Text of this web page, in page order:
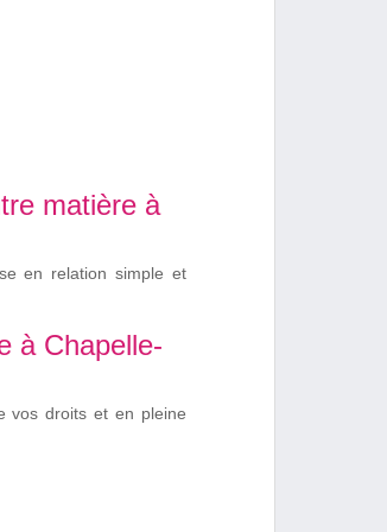
matière à
en relation simple et
à Chapelle-
vos droits et en pleine